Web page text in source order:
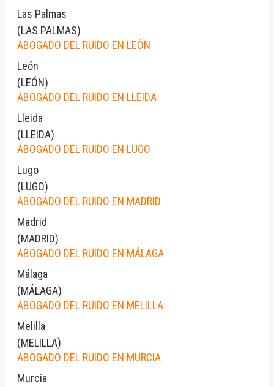
Las Palmas
(LAS PALMAS)
ABOGADO DEL RUIDO EN LEÓN
León
(LEÓN)
ABOGADO DEL RUIDO EN LLEIDA
Lleida
(LLEIDA)
ABOGADO DEL RUIDO EN LUGO
Lugo
(LUGO)
ABOGADO DEL RUIDO EN MADRID
Madrid
(MADRID)
ABOGADO DEL RUIDO EN MÁLAGA
Málaga
(MÁLAGA)
ABOGADO DEL RUIDO EN MELILLA
Melilla
(MELILLA)
ABOGADO DEL RUIDO EN MURCIA
Murcia